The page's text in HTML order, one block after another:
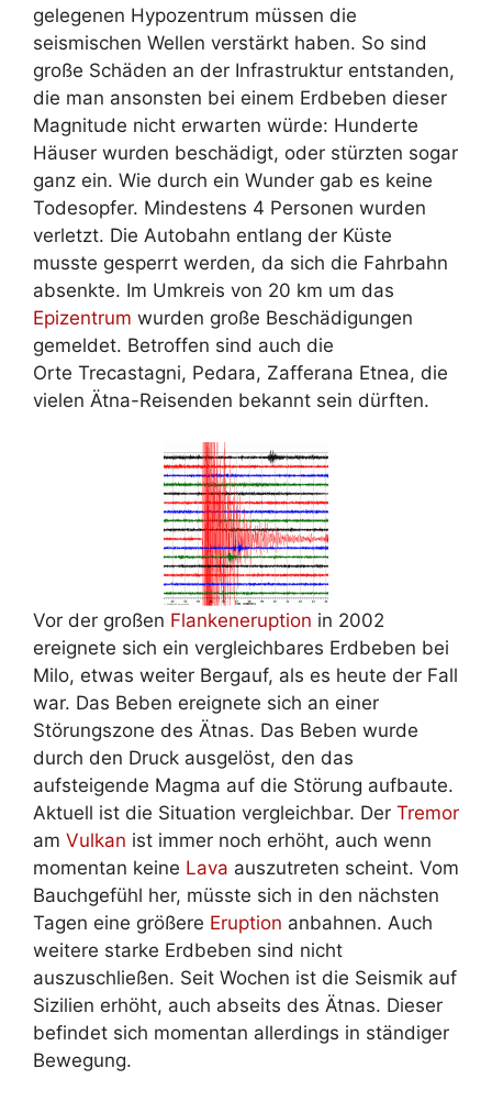
gelegenen Hypozentrum müssen die
seismischen Wellen verstärkt haben. So sind
große Schäden an der Infrastruktur entstanden,
die man ansonsten bei einem Erdbeben dieser
Magnitude nicht erwarten würde: Hunderte
Häuser wurden beschädigt, oder stürzten sogar
ganz ein. Wie durch ein Wunder gab es keine
Todesopfer. Mindestens 4 Personen wurden
verletzt. Die Autobahn entlang der Küste
musste gesperrt werden, da sich die Fahrbahn
absenkte. Im Umkreis von 20 km um das
Epizentrum wurden große Beschädigungen
gemeldet. Betroffen sind auch die
Orte Trecastagni, Pedara, Zafferana Etnea, die
vielen Ätna-Reisenden bekannt sein dürften.
Vor der großen Flankeneruption in 2002
ereignete sich ein vergleichbares Erdbeben bei
Milo, etwas weiter Bergauf, als es heute der Fall
war. Das Beben ereignete sich an einer
Störungszone des Ätnas. Das Beben wurde
durch den Druck ausgelöst, den das
aufsteigende Magma auf die Störung aufbaute.
Aktuell ist die Situation vergleichbar. Der Tremor
am Vulkan ist immer noch erhöht, auch wenn
momentan keine Lava auszutreten scheint. Vom
Bauchgefühl her, müsste sich in den nächsten
Tagen eine größere Eruption anbahnen. Auch
weitere starke Erdbeben sind nicht
auszuschließen. Seit Wochen ist die Seismik auf
Sizilien erhöht, auch abseits des Ätnas. Dieser
befindet sich momentan allerdings in ständiger
Bewegung.